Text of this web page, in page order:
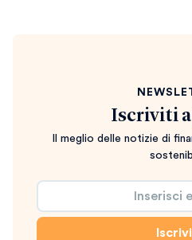
Iscriviti a
Il meglio delle notizie di